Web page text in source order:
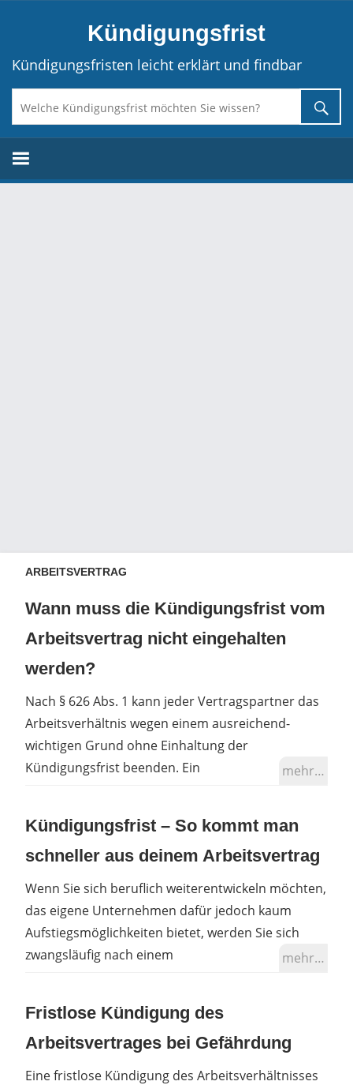
Kündigungsfrist
Kündigungsfristen leicht erklärt und findbar
ARBEITSVERTRAG
Wann muss die Kündigungsfrist vom
Arbeitsvertrag nicht eingehalten
werden?
Nach § 626 Abs. 1 kann jeder Vertragspartner das
Arbeitsverhältnis wegen einem ausreichend-
wichtigen Grund ohne Einhaltung der
Kündigungsfrist beenden. Ein
mehr…
Kündigungsfrist – So kommt man
schneller aus deinem Arbeitsvertrag
Wenn Sie sich beruflich weiterentwickeln möchten,
das eigene Unternehmen dafür jedoch kaum
Aufstiegsmöglichkeiten bietet, werden Sie sich
zwangsläufig nach einem
mehr…
Fristlose Kündigung des
Arbeitsvertrages bei Gefährdung
Eine fristlose Kündigung des Arbeitsverhältnisses